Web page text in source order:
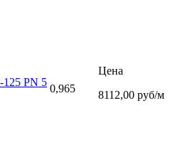
125 PN 5
0,965
Цена
8112,00 руб/м